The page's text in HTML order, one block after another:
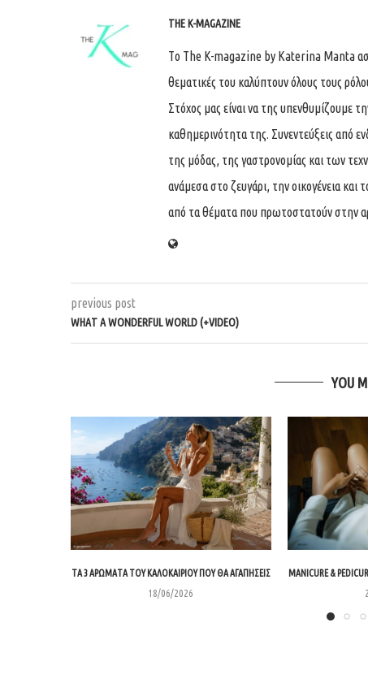
THE K-MAGAZINE
Tο The K-magazine by Katerina Manta
θεματικές του καλύπτουν όλους τους
Στόχος μας είναι να της υπενθυμίζουμε
καθημερινότητα της. Συνεντεύξεις από
της μόδας, της γαστρονομίας και των
ανάμεσα στο ζευγάρι, την οικογένεια και
από τα θέματα που πρωτοστατούν στην
previous post
WHAT A WONDERFUL WORLD (+VIDEO)
YOU
ΤΑ 3 ΑΡΏΜΑΤΑ ΤΟΥ ΚΑΛΟΚΑΙΡΙΟΎ ΠΟΥ ΘΑ ΑΓΑΠΉΣΕΙΣ
18/06/2026
MANICURE &